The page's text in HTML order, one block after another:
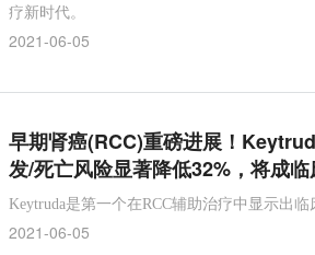
疗新时代。
2021-06-05
早期肾癌(RCC)重磅进展！
发/死亡风险显著降低32%，将成
Keytruda是第一个在RCC辅助治疗中显示出临
2021-06-05